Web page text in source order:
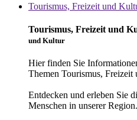
Tourismus, Freizeit und
Tourismus, Freizeit und
und Kultur
Hier finden Sie
Themen Tourismus, Freizeit
Entdecken und erleben Sie
Menschen in unserer Region.